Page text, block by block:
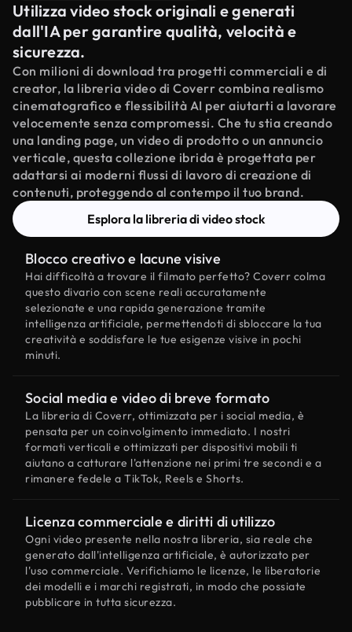
Utilizza video stock originali e generati
dall'IA per garantire qualità, velocità e
sicurezza.
Con milioni di download tra progetti commerciali e di
creator, la libreria video di Coverr combina realismo
cinematografico e flessibilità AI per aiutarti a lavorare
velocemente senza compromessi. Che tu stia creando
una landing page, un video di prodotto o un annuncio
verticale, questa collezione ibrida è progettata per
adattarsi ai moderni flussi di lavoro di creazione di
contenuti, proteggendo al contempo il tuo brand.
Esplora la libreria di video stock
Blocco creativo e lacune visive
Hai difficoltà a trovare il filmato perfetto? Coverr colma
questo divario con scene reali accuratamente
selezionate e una rapida generazione tramite
intelligenza artificiale, permettendoti di sbloccare la tua
creatività e soddisfare le tue esigenze visive in pochi
minuti.
Social media e video di breve formato
La libreria di Coverr, ottimizzata per i social media, è
pensata per un coinvolgimento immediato. I nostri
formati verticali e ottimizzati per dispositivi mobili ti
aiutano a catturare l'attenzione nei primi tre secondi e a
rimanere fedele a TikTok, Reels e Shorts.
Licenza commerciale e diritti di utilizzo
Ogni video presente nella nostra libreria, sia reale che
generato dall'intelligenza artificiale, è autorizzato per
l'uso commerciale. Verifichiamo le licenze, le liberatorie
dei modelli e i marchi registrati, in modo che possiate
pubblicare in tutta sicurezza.